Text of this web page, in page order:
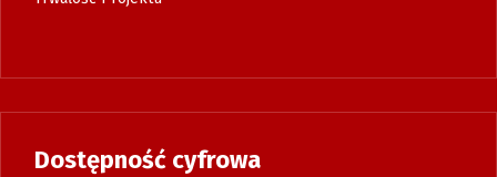
Dostępność cyfrowa